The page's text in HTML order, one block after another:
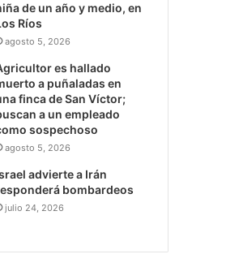
de un año y medio, en
Ríos
agosto 5, 2026
es hallado
a puñaladas en
finca de San Víctor;
a un empleado
sospechoso
agosto 5, 2026
advierte a Irán
bombardeos
julio 24, 2026